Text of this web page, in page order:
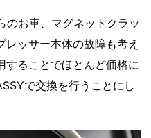
のお車、マグネットクラッ
ッサー本体の故障も考え
することでほとんど価格に
で交換を行うことにし